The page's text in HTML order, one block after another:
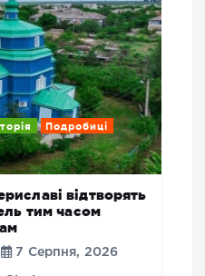
Подробиці
відтворять
тим часом
7 Серпня, 2026